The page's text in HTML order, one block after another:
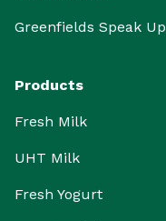
Greenfields Speak Up
Products
Fresh Milk
UHT Milk
Fresh Yogurt